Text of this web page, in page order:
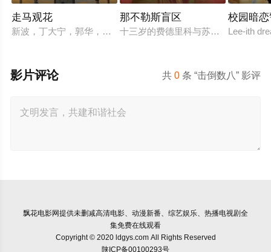
走马观花
新波，丁大宁，郭华，程一木他们毕业于同一所大学。他们和
那不勒斯盲区
十三岁的费德里科与苏西，是那不勒
校园暗
Lee-ith
共0 条 “击倒数八” 影评
影片评论
飘花电影网提供未删减高清电影、动漫新番、综艺娱乐、热播电视剧全
集免费在线观看
Copyright © 2020 ldgys.com All Rights Reserved
陕ICP备00100293号